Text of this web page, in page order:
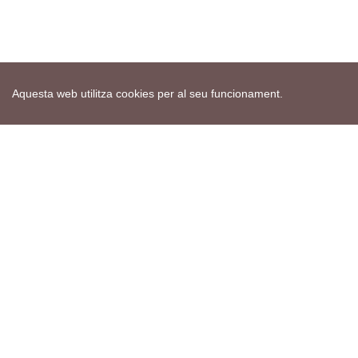
Aquesta web utilitza cookies per al seu funcionament.